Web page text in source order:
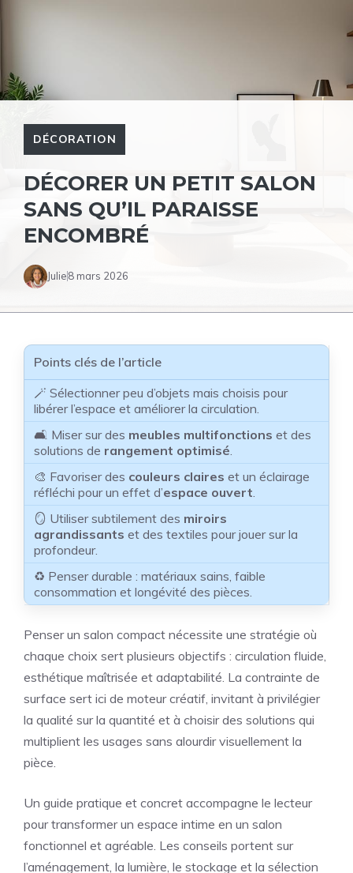
DÉCORATION
DÉCORER UN PETIT SALON
SANS QU’IL PARAISSE
ENCOMBRÉ
Julie8 mars 2026
Points clés de l’article
🪄 Sélectionner peu d’objets mais choisis pour
libérer l’espace et améliorer la circulation.
🛋️ Miser sur des meubles multifonctions et des
solutions de rangement optimisé
🎨 Favoriser des couleurs claires et un éclairage
réfléchi pour un effet d’espace ouvert
🪞 Utiliser subtilement des miroirs
agrandissants et des textiles pour jouer sur la
profondeur.
♻️ Penser durable : matériaux sains, faible
consommation et longévité des pièces.
Penser un salon compact nécessite une stratégie où
chaque choix sert plusieurs objectifs : circulation fluide,
esthétique maîtrisée et adaptabilité. La contrainte de
surface sert ici de moteur créatif, invitant à privilégier
la qualité sur la quantité et à choisir des solutions qui
multiplient les usages sans alourdir visuellement la
pièce.
Un guide pratique et concret accompagne le lecteur
pour transformer un espace intime en un salon
fonctionnel et agréable. Les conseils portent sur
l’aménagement, la lumière, le stockage et la sélection